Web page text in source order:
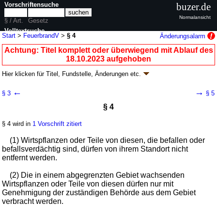
Start > FeuerbrandV >§ 4 Änderungsalarm
Achtung: Titel komplett oder überwiegend mit Ablauf des
18.10.2023 aufgehoben
Hier klicken fürTitel, Fundstelle, Änderungen etc.
(FeuerbrandV
; aufgehoben durch
Geltung ab 01.01.1986; FNA: 7823-3-2-13
3 weitere Fassungen
| Drucksachen / Entwurf / Begründung |
wird in 3 Vorschriften zitiert
§ 3 ← → § 5
§ 4
§ 4 wird in 1 Vorschrift zitiert
(1) Wirtspflanzen oder Teile von diesen, die befallen oder
befallsverdächtig sind, dürfen von ihrem Standort nicht
entfernt werden.
(2) Die in einem abgegrenzten Gebiet wachsenden
Wirtspflanzen oder Teile von diesen dürfen nur mit
Genehmigung der zuständigen Behörde aus dem Gebiet
verbracht werden.
Vorschriftensuche
§ / Art.
Gesetz
Volltextsuche
nur in FeuerbrandV
buzer.de
Normalansicht